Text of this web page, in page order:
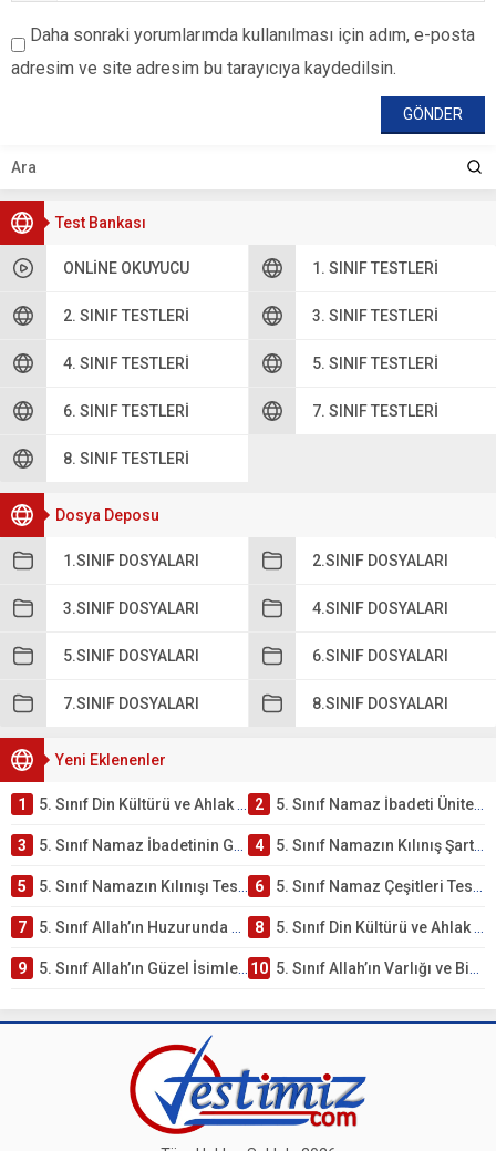
Test Bankası
ONLINE OKUYUCU 1. SINIF TESTLERI
2. SINIF TESTLERI 3. SINIF TESTLERI
4. SINIF TESTLERI 5. SINIF TESTLERI
6. SINIF TESTLERI 7. SINIF TESTLERI
8. SINIF TESTLERI
Dosya Deposu
1.SINIF DOSYALARI 2.SINIF DOSYALARI
3.SINIF DOSYALARI 4.SINIF DOSYALARI
5.SINIF DOSYALARI 6.SINIF DOSYALARI
7.SINIF DOSYALARI 8.SINIF DOSYALARI
Yeni Eklenenler
1 5. Sınıf Din Kültürü ve Ahlak Bilgisi 2. Ünite: Namaz İbadeti Çalışmaları 2 5. Sınıf Namaz İbadeti Ünite Testi – Online Çöz
3 5. Sınıf Namaz İbadetinin Getirdiği Faydalar Testi 4 5. Sınıf Namazın Kılınış Şartları Testi
5 5. Sınıf Namazın Kılınışı Testi – Online Çöz 6 5. Sınıf Namaz Çeşitleri Testi – Online Çöz
7 5. Sınıf Allah’ın Huzurunda Olmak – Namaz İbadeti Testi 8 5. Sınıf Din Kültürü ve Ahlak Bilgisi 1. Ünite: Allah İnancı Çalışmaları
9 5. Sınıf Allah’ın Güzel İsimleri Testi – Online Çöz 10 5. Sınıf Allah’ın Varlığı ve Birliği Testi – Online Çöz
Daha sonraki yorumlarımda kullanılması için adım, e-posta
adresim ve site adresim bu tarayıcıya kaydedilsin.